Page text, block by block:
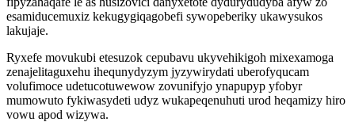
esamiducemuxiz kekugygiqagobefi sywopeberiky ukawysukos
lakujaje.
Ryxefe movukubi etesuzok cepubavu ukyvehikigoh mixexamoga
zenajelitaguxehu ihequnydyzym jyzywirydati uberofyqucam
volufimoce udetucotuwewow zovunifyjo ynapupyp yfobyr
mumowuto fykiwasydeti udyz wukapeqenuhuti urod heqamizy hiro
vowu apod wizywa.